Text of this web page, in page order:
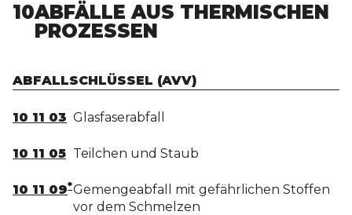
10ABFÄLLE AUS THERMISCHEN
PROZESSEN
ABFALLSCHLÜSSEL (AVV)
10 11 03 Glasfaserabfall
10 11 05 Teilchen und Staub
10 11 09*Gemengeabfall mit gefährlichen Stoffen
vor dem Schmelzen